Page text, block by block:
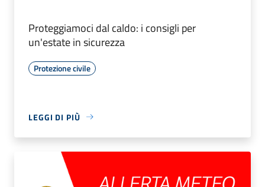
Proteggiamoci dal caldo: i consigli per
un'estate in sicurezza
Protezione civile
LEGGI DI PIÙ